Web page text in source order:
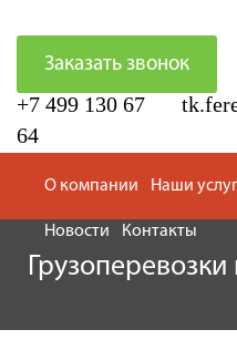
Заказать звонок
+7 499 130 67
64
О компании Наши
Новости Контакты